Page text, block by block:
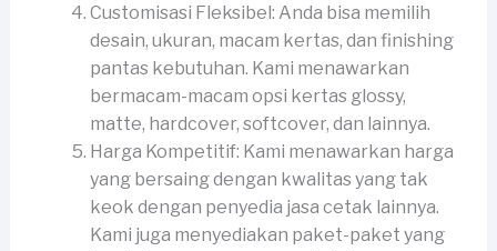
Customisasi Fleksibel: Anda bisa memilih
desain, ukuran, macam kertas, dan finishing
pantas kebutuhan. Kami menawarkan
bermacam-macam opsi kertas glossy,
matte, hardcover, softcover, dan lainnya.
Harga Kompetitif: Kami menawarkan harga
yang bersaing dengan kwalitas yang tak
keok dengan penyedia jasa cetak lainnya.
Kami juga menyediakan paket-paket yang